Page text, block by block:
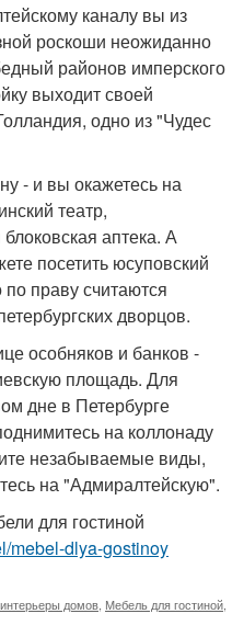
каналу вы из
роскоши неожиданно
районов имперского
выходит своей
одно из "Чудес
- и вы окажетесь на
театр,
аптека. А
посетить юсуповский
праву считаются
дворцов.
особняков и банков -
площадь. Для
дне в Петербурге
на коллонаду
незабываемые виды,
на "Адмиралтейскую".
для гостиной
mebel-dlya-gostinoy
домов Мебель для гостиной